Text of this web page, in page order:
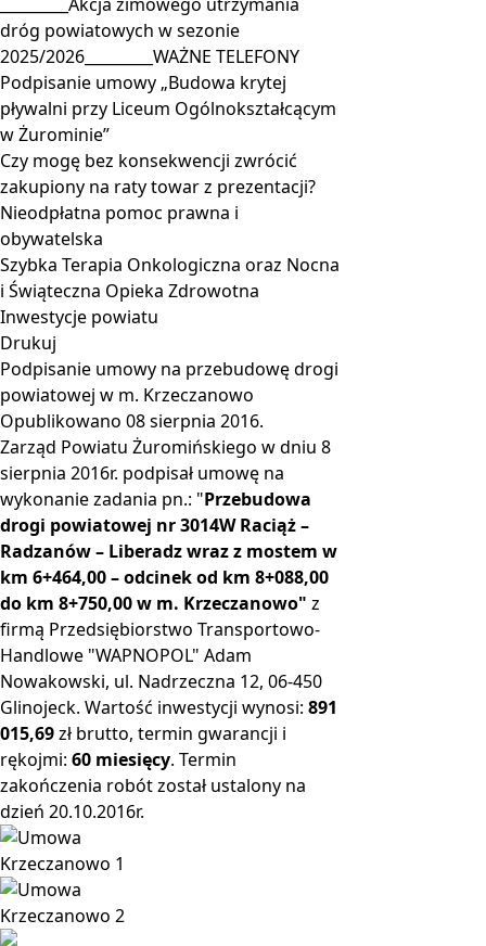
dróg powiatowych w sezonie
2025/2026_________WAŻNE TELEFONY
Podpisanie umowy „Budowa krytej
pływalni przy Liceum Ogólnokształcącym
w Żurominie”
Czy mogę bez konsekwencji zwrócić
zakupiony na raty towar z prezentacji?
Nieodpłatna pomoc prawna i
obywatelska
Szybka Terapia Onkologiczna oraz Nocna
i Świąteczna Opieka Zdrowotna
Inwestycje powiatu
Drukuj
Podpisanie umowy na przebudowę drogi
powiatowej w m. Krzeczanowo
Opublikowano 08 sierpnia 2016.
Zarząd Powiatu Żuromińskiego w dniu 8
sierpnia 2016r. podpisał umowę na
wykonanie zadania pn.: "Przebudowa
drogi powiatowej nr 3014W Raciąż –
Radzanów – Liberadz wraz z mostem w
km 6+464,00 – odcinek od km 8+088,00
do km 8+750,00 w m. Krzeczanowo" z
firmą Przedsiębiorstwo Transportowo-
Handlowe "WAPNOPOL" Adam
Nowakowski, ul. Nadrzeczna 12, 06-450
Glinojeck. Wartość inwestycji wynosi: 891
015,69zł brutto, termin gwarancji i
rękojmi: 60 miesięcy. Termin
zakończenia robót został ustalony na
dzień 20.10.2016r.